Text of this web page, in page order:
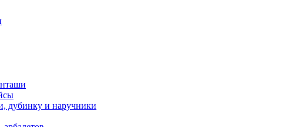
дубинку и наручники